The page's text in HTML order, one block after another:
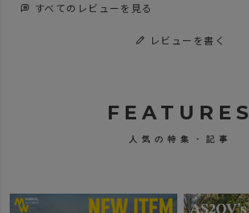
すべてのレビューを見る
レビューを書く
FEATURES
人気の特集・記事